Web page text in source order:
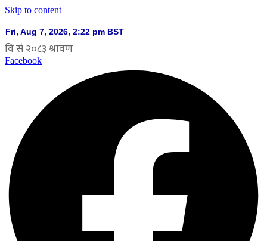
Skip to content
Facebook